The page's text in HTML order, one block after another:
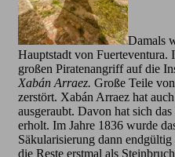
Damals
Hauptstadt von Fuerteventura.
großen Piratenangriff auf die
Xabán Arraez. Große Teile
zerstört. Xabán Arraez hat
ausgeraubt. Davon hat sich
erholt. Im Jahre 1836 wurde
Säkularisierung dann
die Reste erstmal als